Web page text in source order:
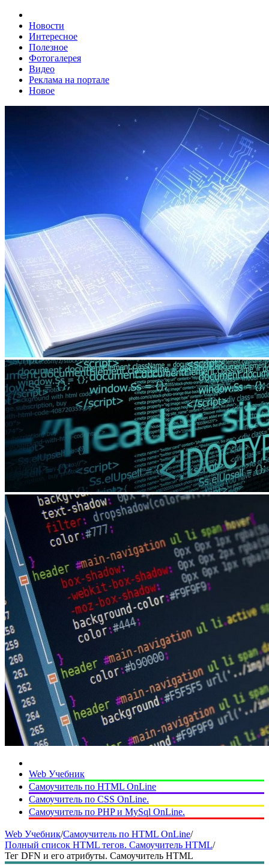
Новости
Интересное
Полезное
Фотогалерея
Видео
Реклама на портале
Новое
Web Учебник
Самоучитель по HTML OnLine
Самоучитель по CSS OnLine.
Самоучитель по PHP и MySql OnLine.
Web Учебник/Самоучитель по HTML OnLine/
Полный список HTML тегов. Самоучитель HTML/
Тег DFN и его атрибуты. Самоучитель HTML